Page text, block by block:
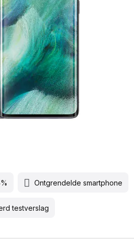
Ontgrendelde smartphone
testverslag